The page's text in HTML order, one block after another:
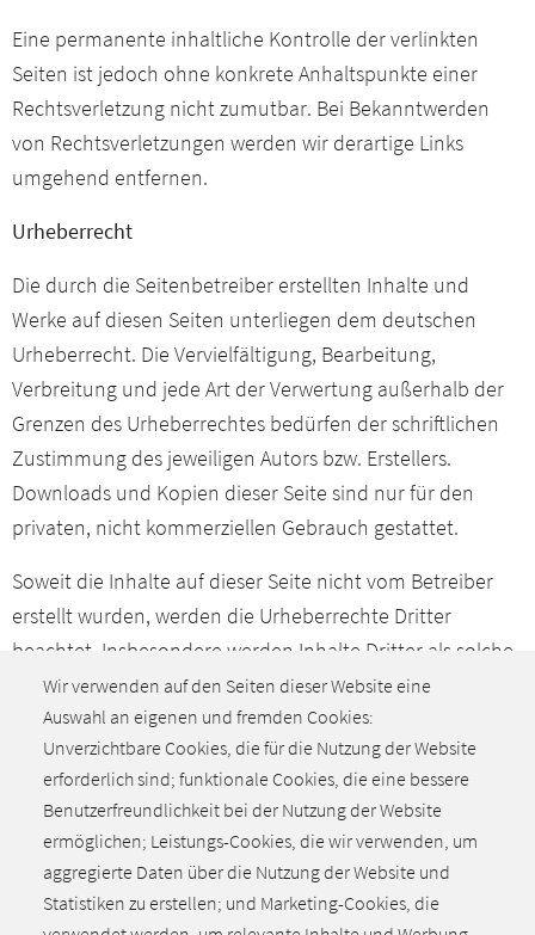
Eine permanente inhaltliche Kontrolle der verlinkten
Seiten ist jedoch ohne konkrete Anhaltspunkte einer
Rechtsverletzung nicht zumutbar. Bei Bekanntwerden
von Rechtsverletzungen werden wir derartige Links
umgehend entfernen.
Urheberrecht
Die durch die Seitenbetreiber erstellten Inhalte und
Werke auf diesen Seiten unterliegen dem deutschen
Urheberrecht. Die Vervielfältigung, Bearbeitung,
Verbreitung und jede Art der Verwertung außerhalb der
Grenzen des Urheberrechtes bedürfen der schriftlichen
Zustimmung des jeweiligen Autors bzw. Erstellers.
Downloads und Kopien dieser Seite sind nur für den
privaten, nicht kommerziellen Gebrauch gestattet.
Soweit die Inhalte auf dieser Seite nicht vom Betreiber
erstellt wurden, werden die Urheberrechte Dritter
beachtet. Insbesondere werden Inhalte Dritter als solche
gekennzeichnet. Sollten Sie trotzdem auf eine
Urheberrechtsverletzung aufmerksam werden, bitten wir
um einen entsprechenden Hinweis. Bei Bekanntwerden
von Rechtsverletzungen werden wir derartige Inhalte
umgehend entfernen.
Der Haftungsausschluss wurde am 23.02.2018 auf
Grundlage des Generators von eRecht24 erstellt.
Wir verwenden auf den Seiten dieser Website eine
Auswahl an eigenen und fremden Cookies:
Unverzichtbare Cookies, die für die Nutzung der Website
erforderlich sind; funktionale Cookies, die eine bessere
Benutzerfreundlichkeit bei der Nutzung der Website
ermöglichen; Leistungs-Cookies, die wir verwenden, um
aggregierte Daten über die Nutzung der Website und
Statistiken zu erstellen; und Marketing-Cookies, die